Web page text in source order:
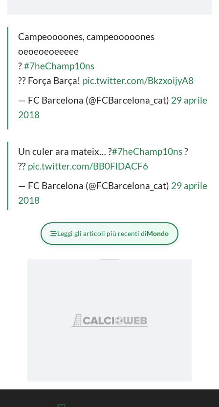
Campeoooones, campeooooones
oeoeoeoeeeee
?#7heChamp10ns
?? Força Barça! pic.twitter.com/BkzxoijyA8
— FC Barcelona (@FCBarcelona_cat) 29 aprile
2018
Un culer ara mateix… ?#7heChamp10ns?
?? pic.twitter.com/BB0FlDACF6
— FC Barcelona (@FCBarcelona_cat) 29 aprile
2018
Leggi gli articoli più recenti diMondo